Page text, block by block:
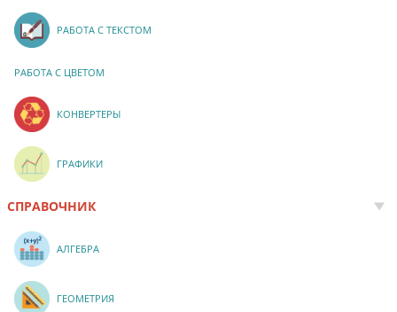
РАБОТА С ТЕКСТОМ
РАБОТА С ЦВЕТОМ
КОНВЕРТЕРЫ
ГРАФИКИ
СПРАВОЧНИК
АЛГЕБРА
ГЕОМЕТРИЯ